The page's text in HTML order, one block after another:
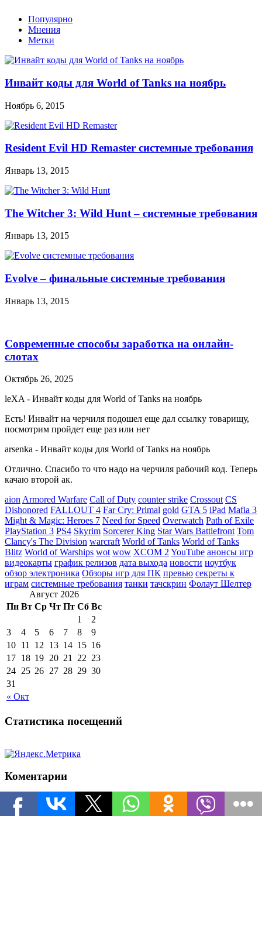
Популярно
Мнения
Метки
Инвайт коды для World of Tanks на ноябрь
Ноябрь 6, 2015
Resident Evil HD Remaster системные требования
Январь 13, 2015
The Witcher 3: Wild Hunt – системные требования
Январь 13, 2015
Evolve – финальные системные требования
Январь 13, 2015
Современные способы заработка на онлайн-
слотах
Октябрь 26, 2025
leXA - Инвайт коды для World of Tanks на ноябрь
Есть! Инвайт на черчиля подошел еще дал ссылку товарищу,
посмотрим пройдет еще раз или нет
arsenka - Инвайт коды для World of Tanks на ноябрь
Отлично. Спасибо то что надо на черчиля рабочий код. Теперь
качаю второй ак.
aion Armored Warfare Call of Duty counter strike Crossout CS
Dishonored FALLOUT 4 Far Cry: Primal gold GTA 5 iPad Mafia 3
Might & Magic: Heroes 7 Need for Speed Overwatch Path of Exile
PlayStation 3 PS4 Skyrim Sorcerer King Star Wars Battlefront Tom
Clancy's The Division warcraft World of Tanks World of Tanks
Blitz World of Warships wot wow XCOM 2 YouTube анонсы игр
видеокарты график релизов дата выхода новости ноутбук
обзор электроника Обзоры игр для ПК превью секреты к
играм системные требования танки тачскрин Фолаут Шелтер
Август 2026
Пн Вт Ср Чт Пт Сб Вс
« Окт
1
2
3
4 5 6 7 8
9
10 11 12 13 14 15 16
17 18 19 20 21 22 23
24 25 26 27 28 29 30
31
Статистика посещений
Коментарии
leXAк записиИнвайт коды для World of Tanks на ноябрь
arsenkaк записиИнвайт коды для World of Tanks на